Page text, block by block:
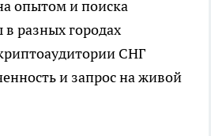
опытом и поиска
разных городах
СНГ
и запрос на живой